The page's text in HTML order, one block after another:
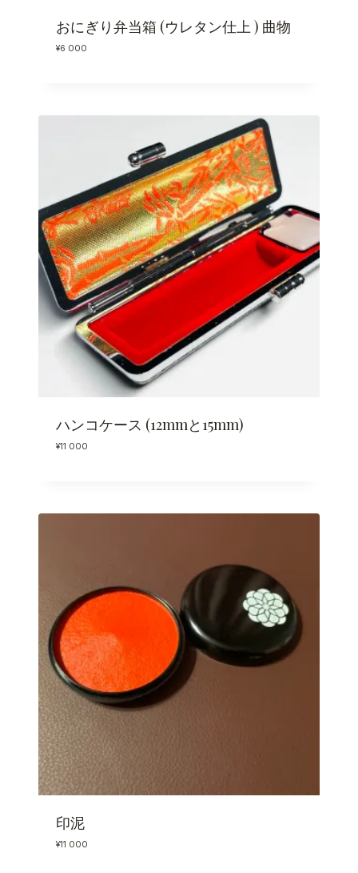
おにぎり弁当箱 (ウレタン仕上 ) 曲物
¥6 000
ハンコケース (12mmと15mm)
¥11 000
印泥
¥11 000